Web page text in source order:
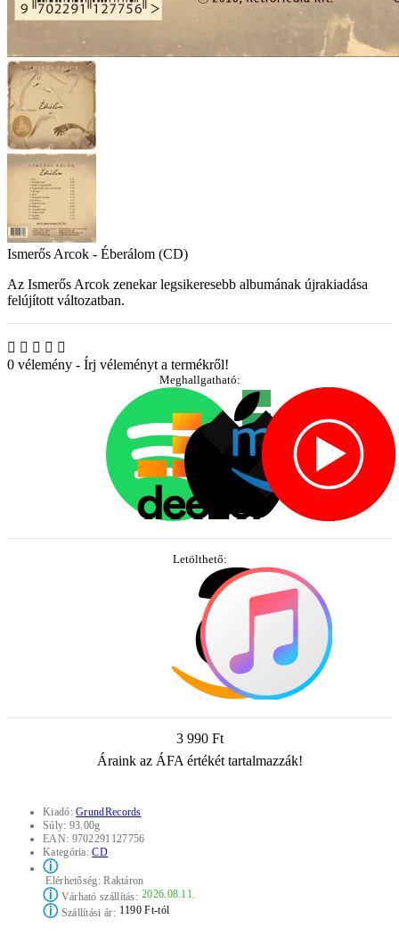
Ismerős Arcok - Éberálom (CD)
Az Ismerős Arcok zenekar legsikeresebb albumának újrakiadása
felújított változatban.
0 vélemény - Írj véleményt a termékről!
Meghallgatható:
Letölthető:
3 990 Ft
Áraink az ÁFA értékét tartalmazzák!
Kiadó:GrundRecords
Súly: 93.00g
EAN: 9702291127756
Kategória:CD
ⓘ
Elérhetőség:Raktáron
ⓘVárható szállítás: 2026.08.11.
ⓘSzállítási ár: 1190 Ft-tól